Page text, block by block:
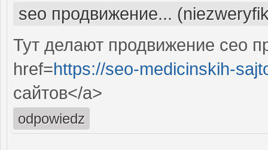
seo продвижение...
Тут делают продвижение сео
href=https://seo-medicinskih-
сайтов</a>
odpowiedz